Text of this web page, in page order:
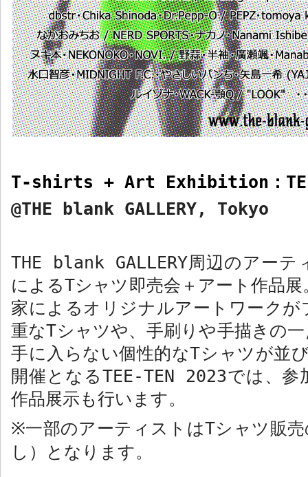
T-shirts + Art Exhibition ：
@THE blank GALLERY, Tokyo
THE blank GALLERY周辺のアーテ
によるTシャツ即売会＋アート作品展
家によるオリジナルアートワーク
重なTシャツや、手刷りや手描きの
手に入らない個性的なTシャツが並
開催となるTEE-TEN 2023では、参
作品展示も行います。
※一部のアーティストはTシャツ販
し）となります。